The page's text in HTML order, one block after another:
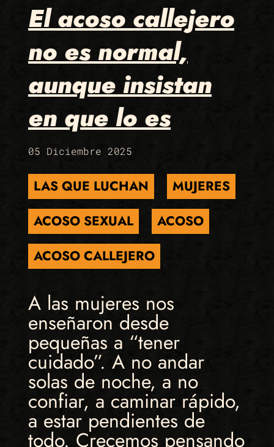
El acoso callejero
no es normal,
aunque insistan
en que lo es
05 Diciembre 2025
LAS QUE LUCHAN
MUJERES
ACOSO SEXUAL
ACOSO
ACOSO CALLEJERO
A las mujeres nos
enseñaron desde
pequeñas a “tener
cuidado”. A no andar
solas de noche, a no
confiar, a caminar rápido,
a estar pendientes de
todo. Crecemos pensando